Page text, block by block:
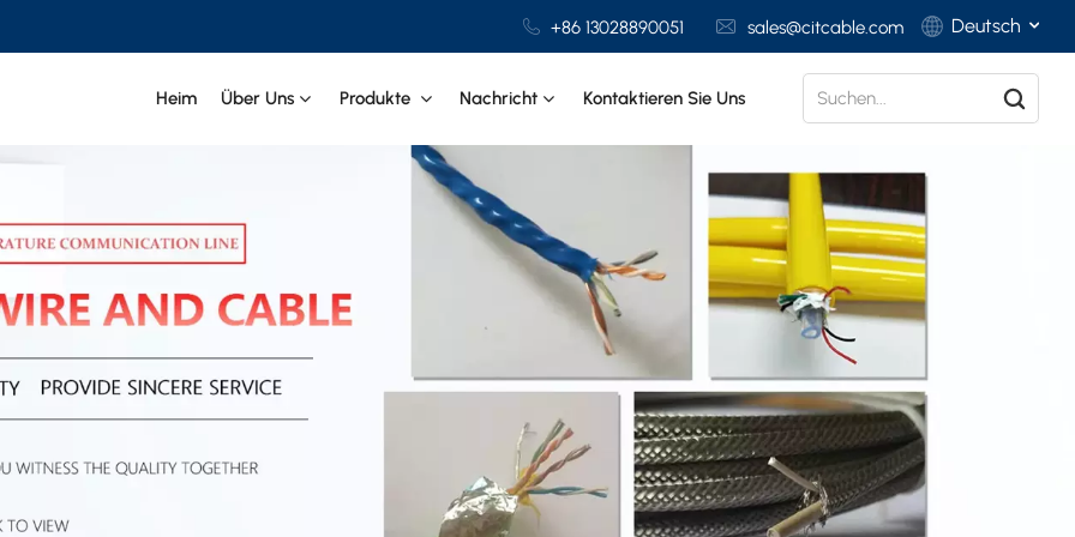
+86 13028890051 sales@citcable.com Deutsch
Deutsch
Italiano
Español
Heim Über Uns Produkte Nachricht Kontaktieren Sie Uns